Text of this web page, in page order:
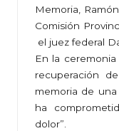
Memoria,
Comisión
el juez federal
En la
recuperación
memoria de
ha
dolor”.